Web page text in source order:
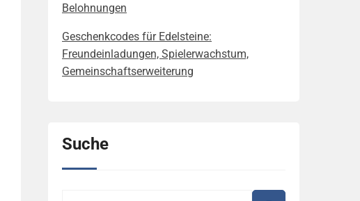
Belohnungen
Geschenkcodes für Edelsteine:
Freundeinladungen, Spielerwachstum,
Gemeinschaftserweiterung
Suche